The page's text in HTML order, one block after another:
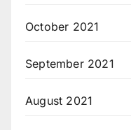
October 2021
September 2021
August 2021